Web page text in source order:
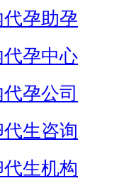
代孕助孕
代孕中心
代孕公司
生咨询
生机构